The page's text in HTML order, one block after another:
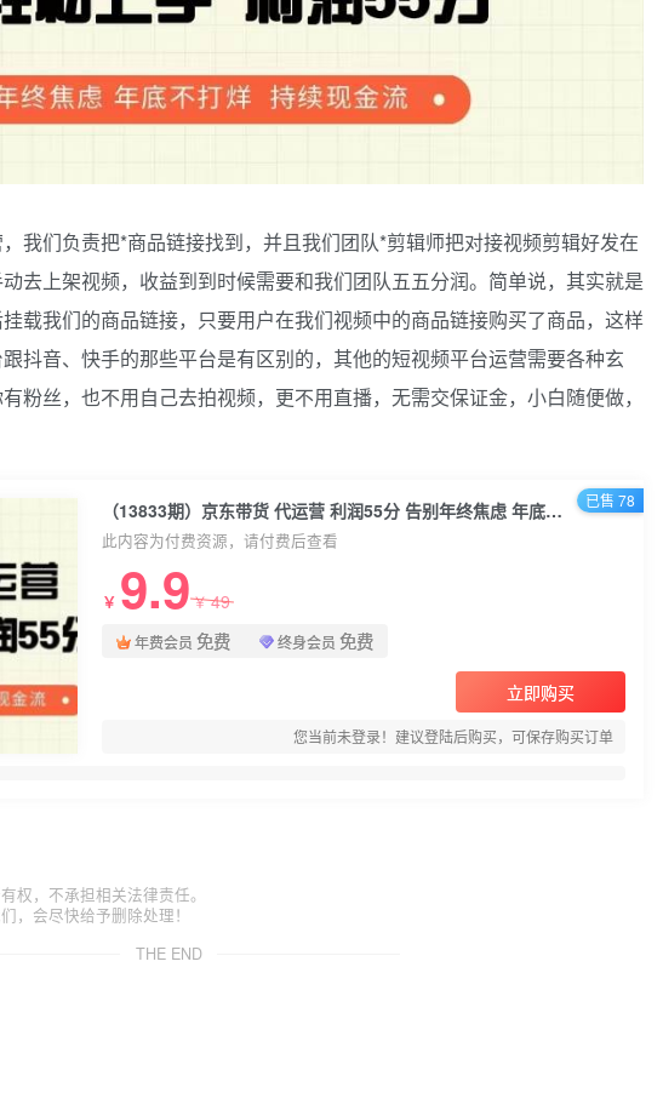
我们负责把*商品链接找到，并且我们团队*剪辑师把对接视频剪辑好发在
去上架视频，收益到到时候需要和我们团队五五分润。简单说，其实就是
载我们的商品链接，只要用户在我们视频中的商品链接购买了商品，这样
抖音、快手的那些平台是有区别的，其他的短视频平台运营需要各种玄
粉丝，也不用自己去拍视频，更不用直播，无需交保证金，小白随便做，
（13833期）京东带货 代运营 利润55分 告别年终焦虑 年底不打烊 持续现金流
此内容为付费资源，请付费后查看
￥ 9.9￥49
年费会员 免费 终身会员 免费
立即购买
您当前未登录！建议登陆后购买，可保存购买订单
已售 78
权，不承担相关法律责任。
，会尽快给予删除处理！
THE END